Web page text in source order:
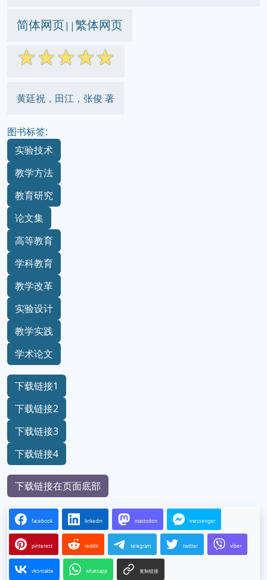
简体网页||繁体网页
☆☆☆☆☆
黄廷祝，田江，张俊 著
图书标签:
实验技术
教学方法
教育研究
论文集
高等教育
学科教育
教学改革
实验设计
教学实践
学术论文
下载链接1
下载链接2
下载链接3
下载链接4
下载链接在页面底部
facebook linkedin mastodon messenger
pinterest reddit telegram twitter viber
vkontakte whatsapp 复制链接